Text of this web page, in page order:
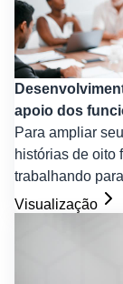
apoio dos
Para ampliar
histórias de oito
trabalhando
Visualização